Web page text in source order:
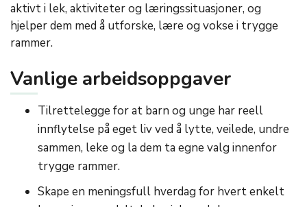
aktivt i lek, aktiviteter og læringssituasjoner, og
hjelper dem med å utforske, lære og vokse i trygge
rammer.
Vanlige arbeidsoppgaver
Tilrettelegge for at barn og unge har reell
innflytelse på eget liv ved å lytte, veilede, undre
sammen, leke og la dem ta egne valg innenfor
trygge rammer.
Skape en meningsfull hverdag for hvert enkelt